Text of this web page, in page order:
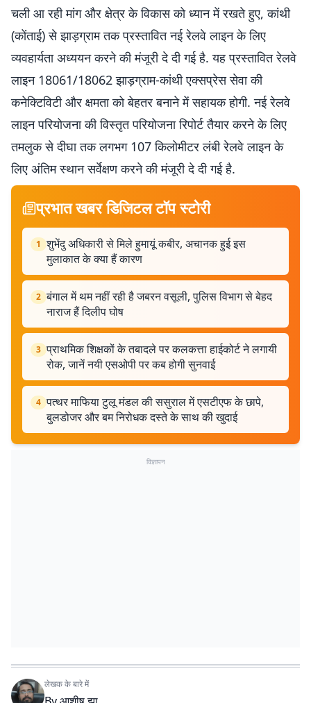
चली आ रही मांग और क्षेत्र के विकास को ध्यान में रखते हुए, कांथी
(कोंताई) से झाड़ग्राम तक प्रस्तावित नई रेलवे लाइन के लिए
व्यवहार्यता अध्ययन करने की मंजूरी दे दी गई है. यह प्रस्तावित रेलवे
लाइन 18061/18062 झाड़ग्राम-कांथी एक्सप्रेस सेवा की
कनेक्टिविटी और क्षमता को बेहतर बनाने में सहायक होगी. नई रेलवे
लाइन परियोजना की विस्तृत परियोजना रिपोर्ट तैयार करने के लिए
तमलुक से दीघा तक लगभग 107 किलोमीटर लंबी रेलवे लाइन के
लिए अंतिम स्थान सर्वेक्षण करने की मंजूरी दे दी गई है.
प्रभात खबर डिजिटल टॉप स्टोरी
1 शुभेंदु अधिकारी से मिले हुमायूं कबीर, अचानक हुई इस
मुलाकात के क्या हैं कारण
2 बंगाल में थम नहीं रही है जबरन वसूली, पुलिस विभाग से बेहद
नाराज हैं दिलीप घोष
3 प्राथमिक शिक्षकों के तबादले पर कलकत्ता हाईकोर्ट ने लगायी
रोक, जानें नयी एसओपी पर कब होगी सुनवाई
4 पत्थर माफिया टुलू मंडल की ससुराल में एसटीएफ के छापे,
बुलडोजर और बम निरोधक दस्ते के साथ की खुदाई
विज्ञापन
लेखक के बारे में